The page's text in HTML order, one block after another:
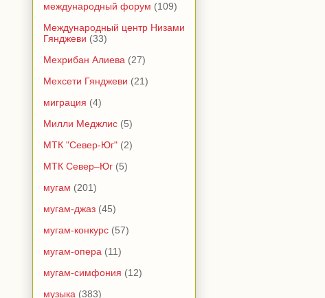
международный форум (109)
Международный центр Низами
Гянджеви (33)
Мехрибан Алиева (27)
Мехсети Гянджеви (21)
миграция (4)
Милли Меджлис (5)
МТК "Север-Юг" (2)
МТК Север–Юг (5)
мугам (201)
мугам-джаз (45)
мугам-конкурс (57)
мугам-опера (11)
мугам-симфония (12)
музыка (383)